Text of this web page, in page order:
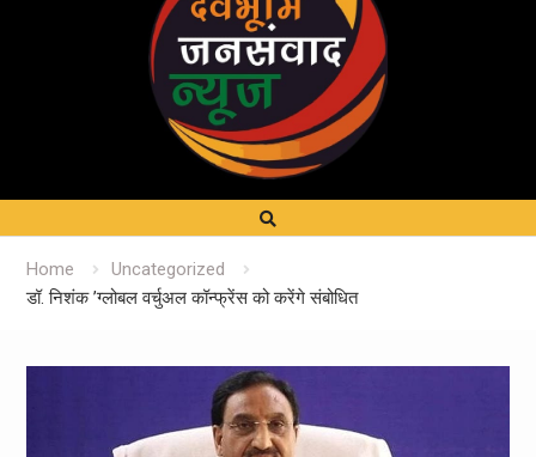
Home
Uncategorized
डॉ. निशंक ’ग्लोबल वर्चुअल कॉन्फ्रेंस को करेंगे संबोधित